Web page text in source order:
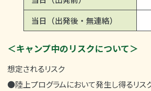
当日（出発後・無連絡）
＜キャンプ中のリスクについて＞
想定されるリスク
●陸上プログラムにおいて発生し得るリス